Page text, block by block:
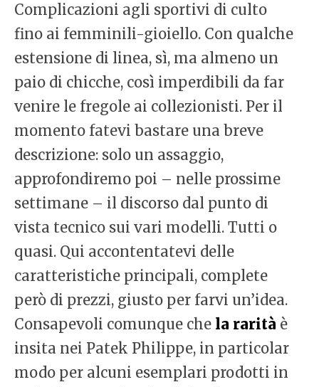
Complicazioni agli sportivi di culto
fino ai femminili-gioiello. Con qualche
estensione di linea, sì, ma almeno un
paio di chicche, così imperdibili da far
venire le fregole ai collezionisti. Per il
momento fatevi bastare una breve
descrizione: solo un assaggio,
approfondiremo poi – nelle prossime
settimane – il discorso dal punto di
vista tecnico sui vari modelli. Tutti o
quasi. Qui accontentatevi delle
caratteristiche principali, complete
però di prezzi, giusto per farvi un’idea.
Consapevoli comunque che la rarità è
insita nei Patek Philippe, in particolar
modo per alcuni esemplari prodotti in